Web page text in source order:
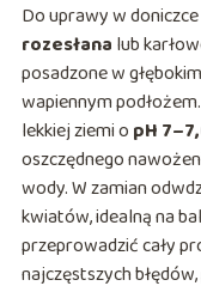
Do uprawy w
rozesłana lub
posadzone w
wapiennym
lekkiej ziemi o pH
oszczędnego
wody. W zamian
kwiatów, idealną na
przeprowadzić cały
najczęstszych